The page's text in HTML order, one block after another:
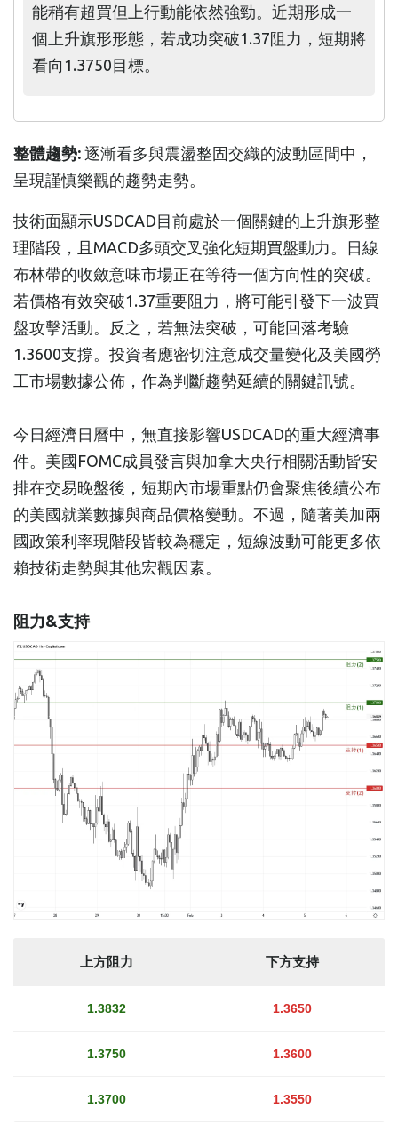
能稍有超買但上行動能依然強勁。近期形成一
個上升旗形形態，若成功突破1.37阻力，短期將
看向1.3750目標。
整體趨勢: 逐漸看多與震盪整固交織的波動區間中，
呈現謹慎樂觀的趨勢走勢。
技術面顯示USDCAD目前處於一個關鍵的上升旗形整
理階段，且MACD多頭交叉強化短期買盤動力。日線
布林帶的收斂意味市場正在等待一個方向性的突破。
若價格有效突破1.37重要阻力，將可能引發下一波買
盤攻擊活動。反之，若無法突破，可能回落考驗
1.3600支撐。投資者應密切注意成交量變化及美國勞
工市場數據公佈，作為判斷趨勢延續的關鍵訊號。
今日經濟日曆中，無直接影響USDCAD的重大經濟事
件。美國FOMC成員發言與加拿大央行相關活動皆安
排在交易晚盤後，短期內市場重點仍會聚焦後續公布
的美國就業數據與商品價格變動。不過，隨著美加兩
國政策利率現階段皆較為穩定，短線波動可能更多依
賴技術走勢與其他宏觀因素。
阻力&支持
上方阻力 下方支持
1.3832 1.3650
1.3750 1.3600
1.3700 1.3550